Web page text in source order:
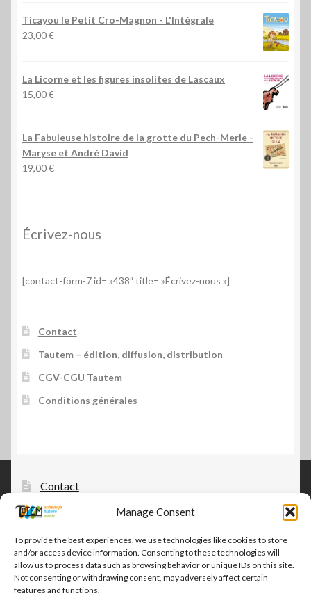
Manage Consent
To provide the best experiences, we use technologies like cookies to store
and/or access device information. Consenting to these technologies will
allow us to process data such as browsing behavior or unique IDs on this site.
Not consenting or withdrawing consent, may adversely affect certain
features and functions.
Ticayou le Petit Cro-Magnon - L'Intégrale
23,00€
La Licorne et les figures insolites de Lascaux
15,00€
La Fabuleuse histoire de la grotte du Pech-Merle -
Maryse et André David
19,00€
Écrivez-nous
[contact-form-7 id= »438″ title= »Écrivez-nous »]
Contact
Tautem – édition, diffusion, distribution
CGV-CGU Tautem
Conditions générales
Contact
Tautem – édition, diffusion, distribution
CGV-CGU Tautem
Conditions générales